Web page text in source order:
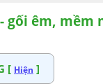
gối êm, mềm
[ Hiện ]